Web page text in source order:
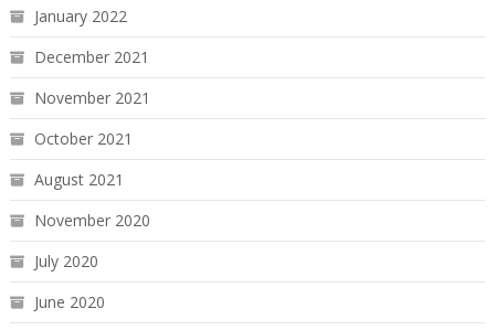
January 2022
December 2021
November 2021
October 2021
August 2021
November 2020
July 2020
June 2020